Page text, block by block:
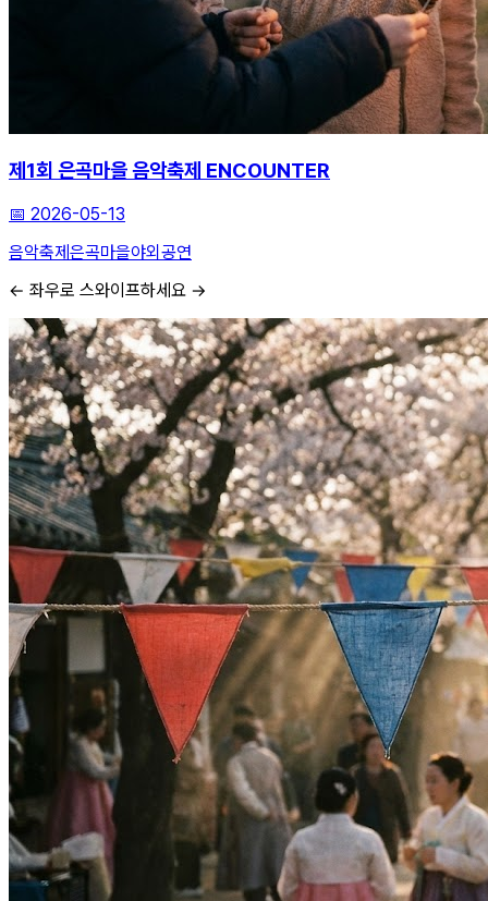
제1회 은곡마을 음악축제 ENCOUNTER
📅 2026-05-13
음악축제은곡마을야외공연
← 좌우로 스와이프하세요 →